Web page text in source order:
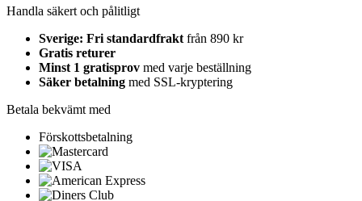
Handla säkert och pålitligt
Sverige: Fri standardfrakt från 890 kr
Gratis returer
Minst 1 gratisprov med varje beställning
Säker betalning med SSL-kryptering
Betala bekvämt med
Förskottsbetalning